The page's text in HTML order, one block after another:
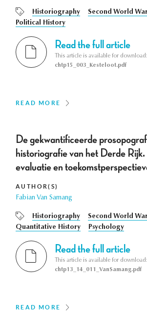
Historiography
Second World War
Political History
Read the full article
This article is available for download:
chtp15_003_Kesteloot.pdf
READ MORE
De gekwantificeerde
historiografie van het Derde
evaluatie en
AUTHOR(S)
Fabian Van Samang
Historiography
Second World War
Quantitative History
Psychology
Read the full article
This article is available for download:
chtp13_14_011_VanSamang.pdf
READ MORE